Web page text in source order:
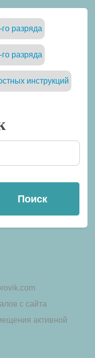
разряда
разряда
инструкций
с сайта
активной